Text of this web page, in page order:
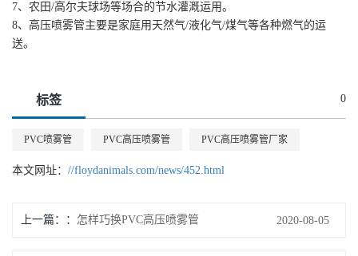
7、农田/高尔夫球场等场合的节水灌溉运用。
8、高压喷雾管主要是家庭用天然气/液化气/煤气等各种燃气的运
送。
标签 0
PVC喷雾管 PVC高压喷雾管 PVC高压喷雾管厂家
本文网址： //floydanimals.com/news/452.html
上一篇： 怎样巧换PVC高压喷雾管 2020-08-05